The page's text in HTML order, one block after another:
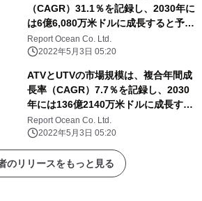
（CAGR）31.1％を記録し、2030年に
は6億6,080万米ドルに成長すると予測
される
Report Ocean Co. Ltd.
2022年5月3日 05:20
ATVとUTVの市場規模は、複合年間成
長率（CAGR）7.7％を記録し、2030
年には136億2140万米ドルに成長する
と予測される
Report Ocean Co. Ltd.
2022年5月3日 05:20
のリリースをもっと見る